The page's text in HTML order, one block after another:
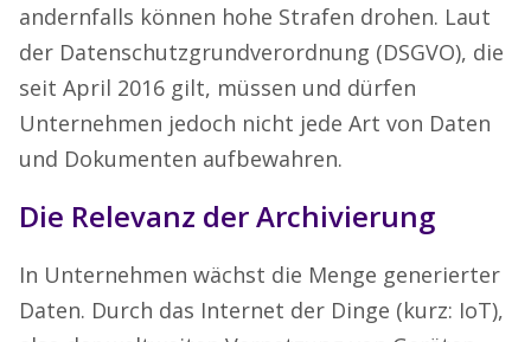
andernfalls können hohe Strafen drohen. Laut
der Datenschutzgrundverordnung (DSGVO), die
seit April 2016 gilt, müssen und dürfen
Unternehmen jedoch nicht jede Art von Daten
und Dokumenten aufbewahren.
Die Relevanz der Archivierung
In Unternehmen wächst die Menge generierter
Daten. Durch das Internet der Dinge (kurz: IoT),